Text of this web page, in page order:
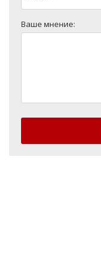
Ваше мнение: